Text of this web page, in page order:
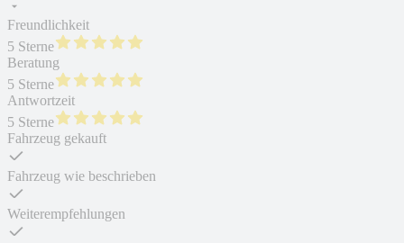
Freundlichkeit
5 Sterne
Beratung
5 Sterne
Antwortzeit
5 Sterne
Fahrzeug gekauft
Fahrzeug wie beschrieben
Weiterempfehlungen